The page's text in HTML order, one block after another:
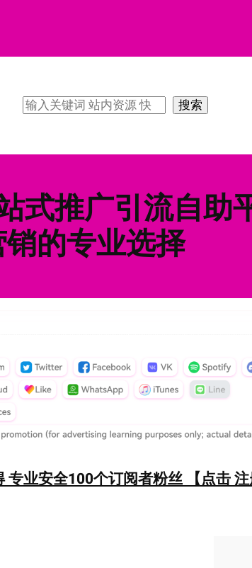
搜
搜索
式推广引流自助
的专业选择
业安全100个订阅者粉丝 【点击 注